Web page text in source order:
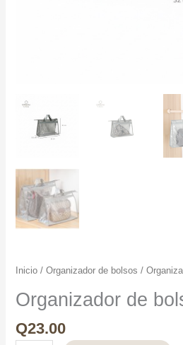
Inicio /Organizador de bolsos /
Organizador de
Q23.00